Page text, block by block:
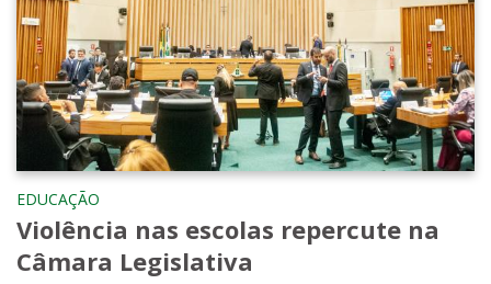
EDUCAÇÃO
Violência nas escolas repercute na
Câmara Legislativa